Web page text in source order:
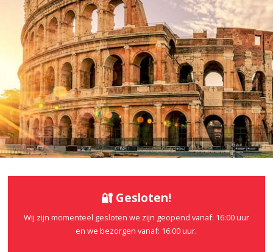
🔐 Gesloten!
Wij zijn momenteel gesloten we zijn geopend vanaf: 16:00 uur
en we bezorgen vanaf: 16:00 uur.